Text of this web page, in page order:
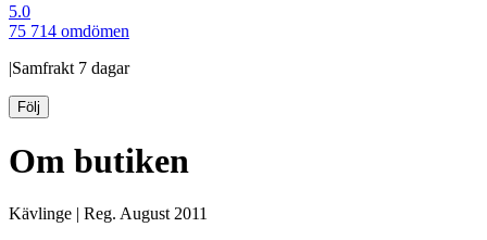
5.0
75 714 omdömen
|Samfrakt 7 dagar
Följ
Om butiken
Kävlinge Reg. August 2011